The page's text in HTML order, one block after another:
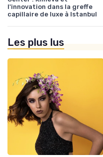
l'innovation dans la greffe
capillaire de luxe à Istanbul
Les plus lus